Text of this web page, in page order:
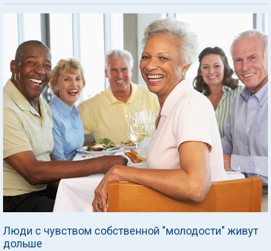
Люди с чувством собственной "молодости" живут
дольше